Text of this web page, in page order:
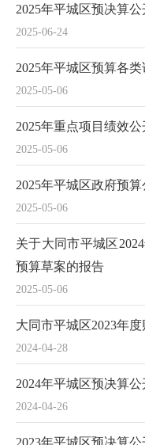
2025-06-24
2025年平城区预决算公
2025-05-06
2025年平城区预算各类
2025-05-06
2025年重点项目绩效公
2025-05-06
2025年平城区政府预算
2025-05-06
关于大同市平城区
预算草案的报告
2024-04-28
大同市平城区2023年
2024-04-26
2024年平城区预决算公
2023年平城区预决算公